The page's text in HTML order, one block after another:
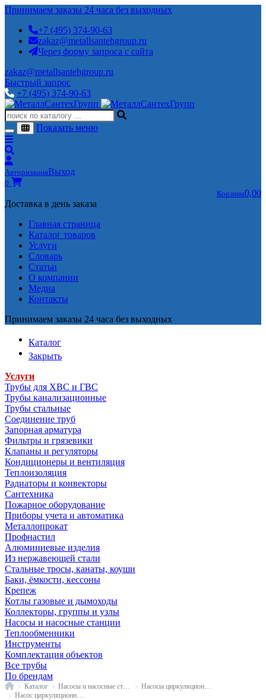
Принимаем заказы 24 часа без выходных
+7 (495) 374-90-63
zakaz@metallsantehgroup.ru
Через форму запроса с сайта
zakaz@metallsantehgroup.ru
Быстрый запрос
+7 (495) 374-90-63
Показать меню
АвторизацияВыход
0
Корзина0,00
Доставка в день заказа
Главная страница
Каталог товаров
Услуги
Словарь
Статьи
О компании
Медиа
Контакты
Принимаем заказы 24 часа без выходных
Каталог
Закрыть
Услуги
Трубы для ХВС и ГВС
Трубы канализационные
Трубы стальные
Соединение труб
Запорная арматура
Фильтры и грязевики
Клапаны и регуляторы
Кондиционеры и вентиляция
Теплоизоляция
Радиаторы и конвекторы
Сантехника
Пожарное оборудование
Приборы учета и автоматика
Металлопрокат
Профнастил
Алюминиевые изделия
Из нержавеющей стали
Стальные тросы, канаты, коуши
Баки, ёмкости, кессоны
Крепеж
Котлы газовые и дымоходы
Коллекторы, группы и узлы
Насосы и насосные станции
Теплообменники
Инструменты
Комплектация объектов
Все трубы
По брендам
ГлавнаяКаталог
Насос циркуляционный с мокрым ротором TOP-S резьба Wilo